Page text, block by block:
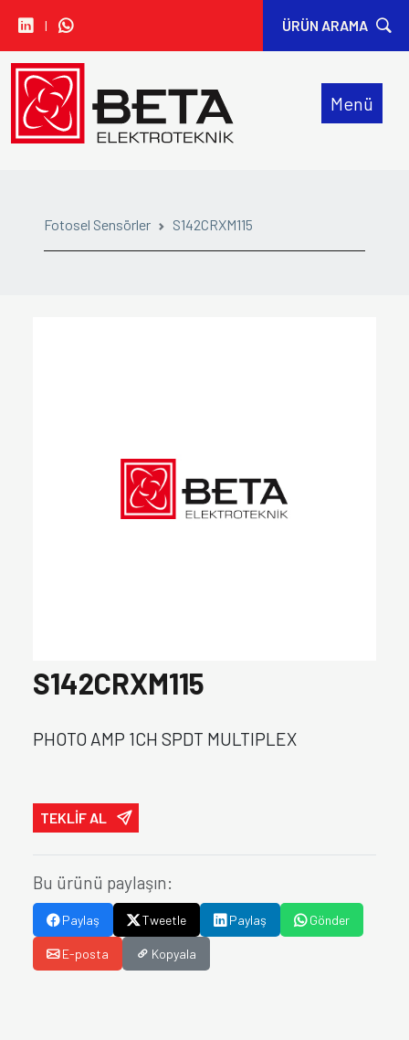
I ÜRÜN ARAMA
Menü
Fotosel Sensörler S142CRXM115
S142CRXM115
PHOTO AMP 1CH SPDT MULTIPLEX
TEKLİF AL
Bu ürünü paylaşın:
Paylaş Tweetle Paylaş Gönder
E-posta Kopyala
• CARLO GAVAZZI
• IDEM SAFETY